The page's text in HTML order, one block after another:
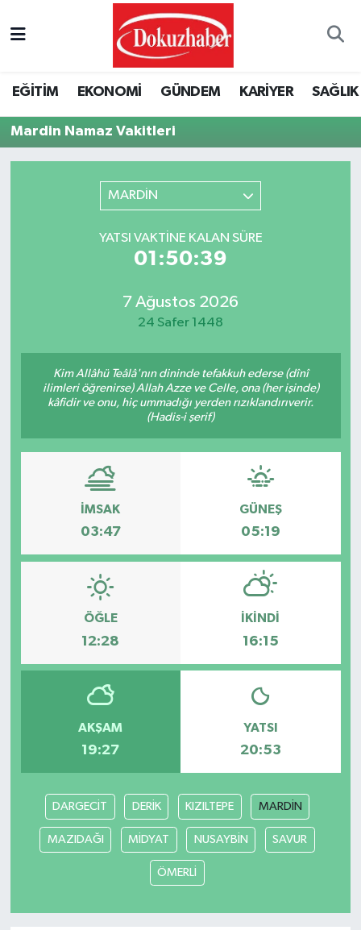
EĞİTİM EKONOMİ GÜNDEM KARİYER SAĞLIK
Mardin Namaz Vakitleri
MARDİN
YATSI VAKTINE KALAN SÜRE
01:50:39
7 Ağustos 2026
24 Safer 1448
Kim Allâhü Teâlâ'nın dininde tefakkuh ederse (dînî
ilimleri öğrenirse) Allah Azze ve Celle, ona (her işinde)
kâfidir ve onu, hiç ummadığı yerden rızıklandırıverir.
(Hadis-i şerif)
İMSAK
03:47
GÜNEŞ
05:19
ÖĞLE
12:28
İKINDI
16:15
AKŞAM
19:27
YATSI
20:53
DARGECİT DERİK KIZILTEPE MARDİN
MAZIDAĞI MİDYAT NUSAYBİN SAVUR
ÖMERLİ
Tüm Manşetler